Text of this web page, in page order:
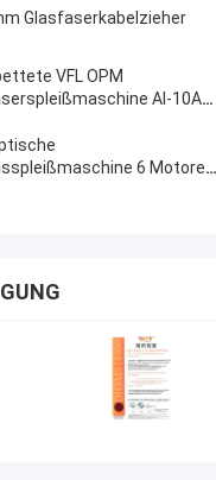
Glasfaserkabelzieher
VFL OPM
AI-10A
Splicer
6 Motoren